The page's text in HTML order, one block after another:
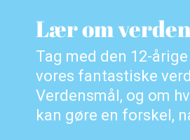
Lær om
Tag med den 12-
vores fantastiske
Verdensmål, og om
kan gøre en forskel,